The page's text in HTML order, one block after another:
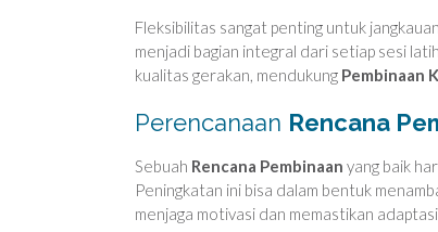
Fleksibilitas sangat penting untuk
menjadi bagian integral dari setiap sesi
kualitas gerakan, mendukung Pembinaan
Perencanaan Rencana
Sebuah Rencana Pembinaan yang baik
Peningkatan ini bisa dalam bentuk
menjaga motivasi dan memastikan